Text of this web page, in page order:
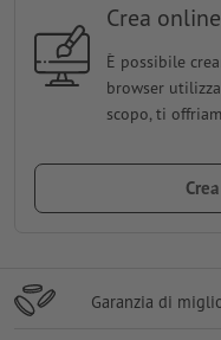
Crea online
È possibile
browser
scopo, ti
Garanzia di